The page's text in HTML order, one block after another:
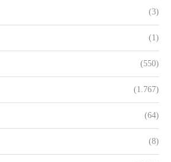
(3)
(1)
(550)
(1.767)
(64)
(8)